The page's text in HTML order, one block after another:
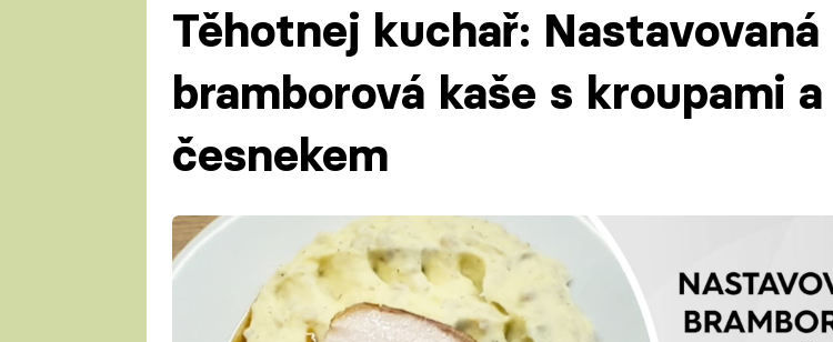
Těhotnej kuchař: Nastavovaná
bramborová kaše s kroupami a
česnekem